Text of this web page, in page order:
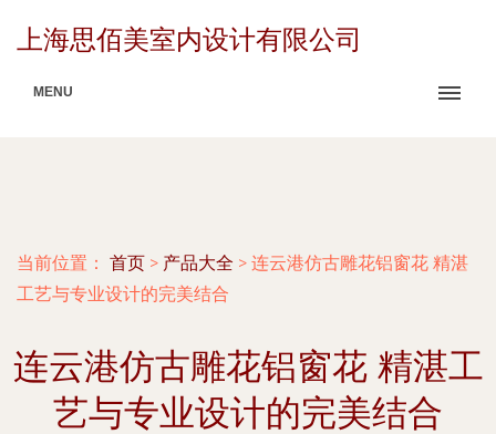
上海思佰美室内设计有限公司
MENU
当前位置： 首页 > 产品大全 > 连云港仿古雕花铝窗花 精湛
工艺与专业设计的完美结合
连云港仿古雕花铝窗花 精湛工
艺与专业设计的完美结合